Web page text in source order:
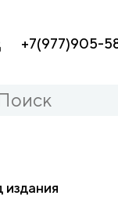
+7(977)905-
издания